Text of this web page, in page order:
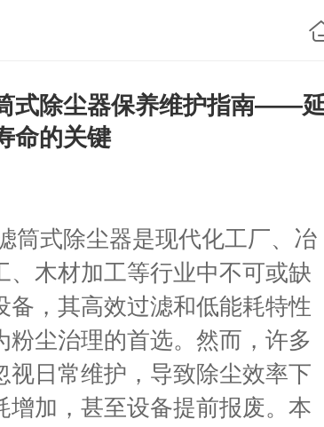
式除尘器保养维护指南——
命的关键
筒式除尘器是现代化工厂、冶
、木材加工等行业中不可或缺
备，其高效过滤和低能耗特性
粉尘治理的首选。然而，许多
视日常维护，导致除尘效率下
增加，甚至设备提前报废。本